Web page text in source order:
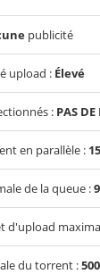
publicité
upload : Élevé
: PAS
en parallèle : 15
de la queue :
d'upload
du torrent :